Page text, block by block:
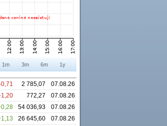
1m 3m 6m 1y
0,71 2 785,07
07.08.26
1,20 772,27
07.08.26
54 036,93
07.08.26
26 645,60
07.08.26